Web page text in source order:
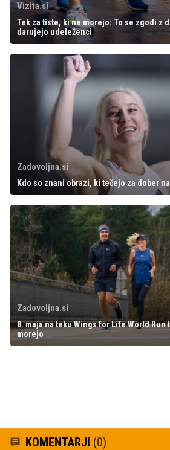
Vizita.si
Tek za tiste, ki ne morejo: To se zgodi z
darujejo udeleženci
Zadovoljna.si
Kdo so znani obrazi, ki tečejo za dober
Zadovoljna.si
8. maja na teku Wings for Life World
morejo
KOMENTARJI (0)